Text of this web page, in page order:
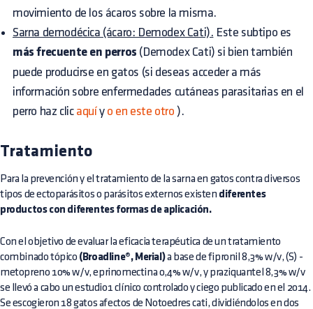
movimiento de los ácaros sobre la misma.
Sarna demodécica (ácaro: Demodex Cati). Este subtipo es
más frecuente en perros (Demodex Cati) si bien también
puede producirse en gatos (si deseas acceder a más
información sobre enfermedades cutáneas parasitarias en el
perro haz clic aquíy o en este otro ).
Tratamiento
Para la prevención y el tratamiento de la sarna en gatos contra diversos
tipos de ectoparásitos o parásitos externos existen diferentes
productos con diferentes formas de aplicación.
Con el objetivo de evaluar la eficacia terapéutica de un tratamiento
combinado tópico (Broadline®, Merial)a base de fipronil 8,3% w/v, (S) -
metopreno 10% w/v, eprinomectina 0,4% w/v, y praziquantel 8,3% w/v
se llevó a cabo un estudio1 clínico controlado y ciego publicado en el 2014.
Se escogieron 18 gatos afectos de Notoedres cati, dividiéndolos en dos